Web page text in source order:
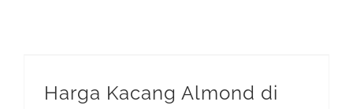
Harga Kacang Almond di